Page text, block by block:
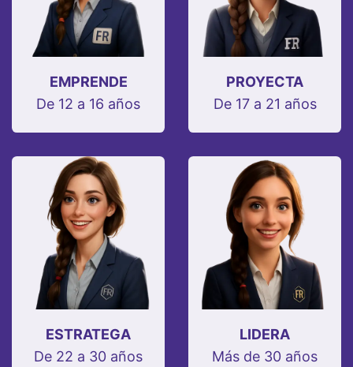
EMPRENDE
De 12 a 16 años
PROYECTA
De 17 a 21 años
ESTRATEGA
De 22 a 30 años
LIDERA
Más de 30 años